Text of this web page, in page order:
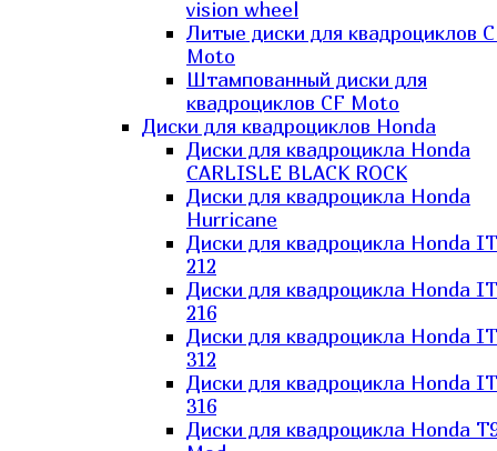
vision wheel
Литые диски для квадроциклов
Moto
Штампованный диски для
квадроциклов CF Moto
Диски для квадроциклов Honda
Диски для квадроцикла Honda
CARLISLE BLACK ROCK
Диски для квадроцикла Honda
Hurricane
Диски для квадроцикла Honda
212
Диски для квадроцикла Honda
216
Диски для квадроцикла Honda
312
Диски для квадроцикла Honda
316
Диски для квадроцикла Honda